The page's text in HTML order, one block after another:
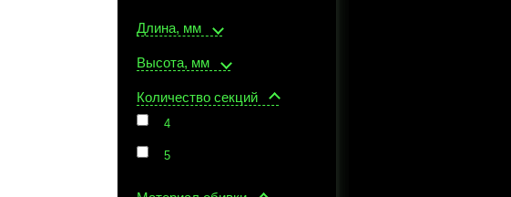
Длина, мм
Высота, мм
Количество секций
4
5